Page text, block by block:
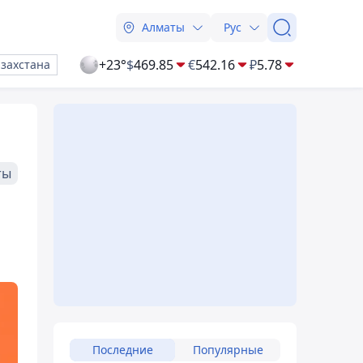
Алматы Рус
+23°$469.85 €542.16 ₽5.78
Последние Популярные